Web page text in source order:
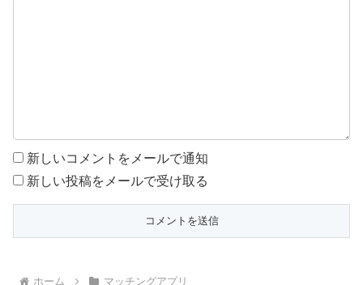
新しいコメントをメールで通知
新しい投稿をメールで受け取る
ホーム マッチングアプリ